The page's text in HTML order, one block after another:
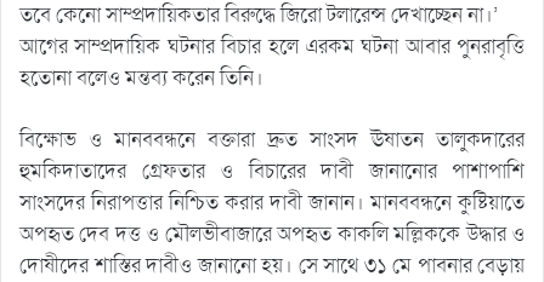
তবে কেনো সাম্প্রদায়িকতার বিরুদ্ধে জিরো টলারেন্স দেখাচ্ছেন না।’
আগের সাম্প্রদায়িক ঘটনার বিচার হলে এরকম ঘটনা আবার পুনরাবৃত্তি
হতোনা বলেও মন্তব্য করেন তিনি।
বিক্ষোভ ও মানববন্ধনে বক্তারা দ্রুত সাংসদ ঊষাতন তালুকদারের
হুমকিদাতাদের গ্রেফতার ও বিচারের দাবী জানানোর পাশাপাশি
সাংসদের নিরাপত্তার নিশ্চিত করার দাবী জানান। মানববন্ধনে কুষ্টিয়াতে
অপহৃত দেব দত্ত ও মৌলভীবাজারে অপহৃত কাকলি মল্লিককে উদ্ধার ও
দোষীদের শাস্তির দাবীও জানানো হয়। সে সাথে ৩১ মে পাবনার বেড়ায়